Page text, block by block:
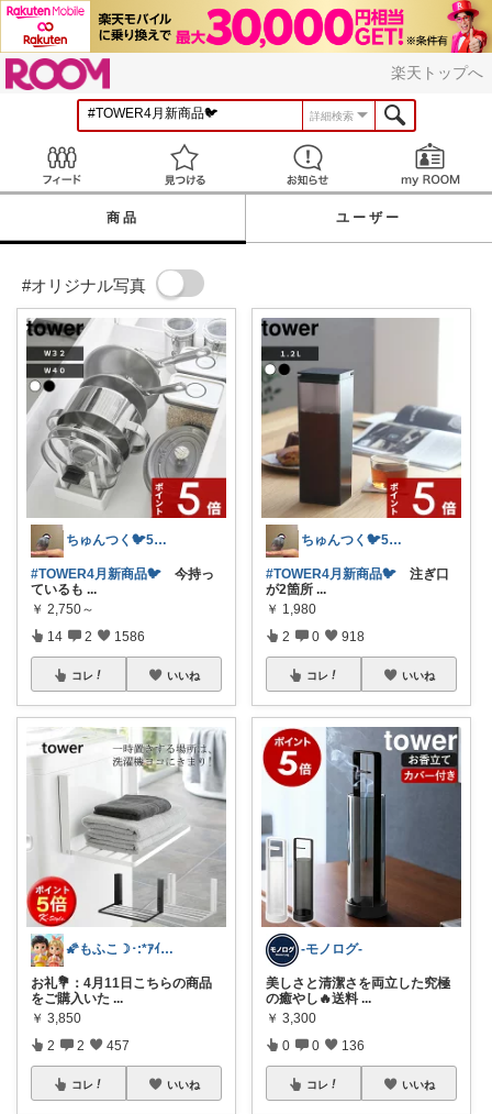
楽天トップへ
詳細検索
見つける お知らせ
商品 ユーザー
#オリジナル写真
ちゅんつく🐦5歳3歳娘の母🩷
#TOWER4月新商品🐦️ 今持っ
ているも ...
￥ 2,750～
14 2 1586
コレ いいね
🌠もふこ☽･:*ｱｲｺﾝ変更しました♪
お礼💐：4月11日こちらの商品
をご購入いた ...
￥ 3,850
2 2 457
コレ いいね
ちゅんつく🐦5歳3歳娘の母🩷
#TOWER4月新商品🐦️ 注ぎ口
が2箇所 ...
￥ 1,980
2 0 918
コレ いいね
-モノログ-
美しさと清潔さを両立した究極
の癒やし🔥送料 ...
￥ 3,300
0 0 136
コレ いいね